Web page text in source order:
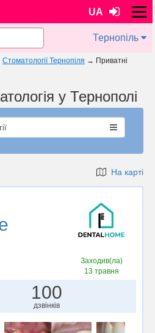
UA
Тернопіль
Стоматології Тернопіля → Приватні
у Тернополі
На карті
Заходив(ла)
13 травня
100
дзвінків